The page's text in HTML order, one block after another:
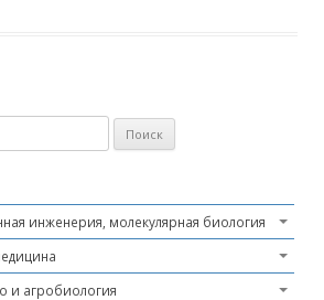
инженерия, молекулярная биология
и агробиология